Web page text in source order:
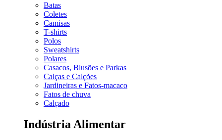
Batas
Coletes
Camisas
T-shirts
Polos
Sweatshirts
Polares
Casacos, Blusões e Parkas
Calças e Calções
Jardineiras e Fatos-macaco
Fatos de chuva
Calçado
Indústria Alimentar